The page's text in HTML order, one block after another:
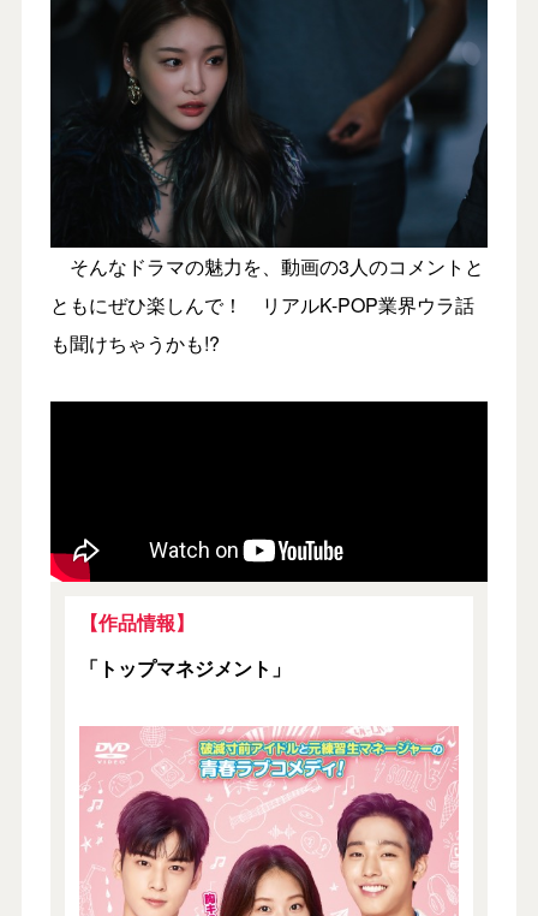
そんなドラマの魅力を、動画の3人のコメントと
ともにぜひ楽しんで！ リアルK-POP業界ウラ話
も聞けちゃうかも!?
【作品情報】
「トップマネジメント」